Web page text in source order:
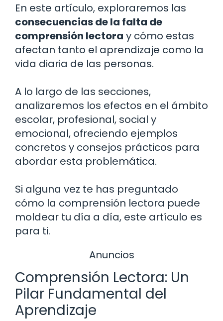
En este artículo, exploraremos las
consecuencias de la falta de
comprensión lectora y cómo estas
afectan tanto el aprendizaje como la
vida diaria de las personas.
A lo largo de las secciones,
analizaremos los efectos en el ámbito
escolar, profesional, social y
emocional, ofreciendo ejemplos
concretos y consejos prácticos para
abordar esta problemática.
Si alguna vez te has preguntado
cómo la comprensión lectora puede
moldear tu día a día, este artículo es
para ti.
Anuncios
Comprensión Lectora: Un
Pilar Fundamental del
Aprendizaje